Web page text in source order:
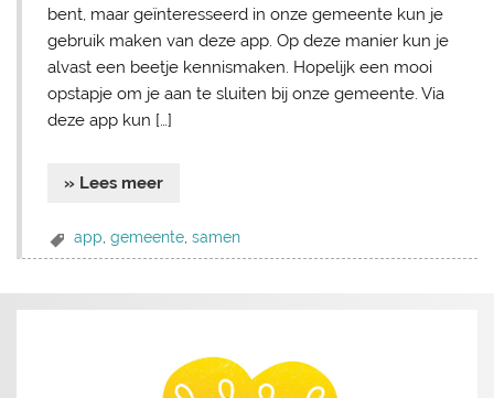
bent, maar geïnteresseerd in onze gemeente kun je
gebruik maken van deze app. Op deze manier kun je
alvast een beetje kennismaken. Hopelijk een mooi
opstapje om je aan te sluiten bij onze gemeente. Via
deze app kun […]
» Lees meer
app, gemeente, samen